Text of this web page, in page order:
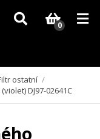
které nejsou skladem,
0
ostatní /
DJ97-02641C